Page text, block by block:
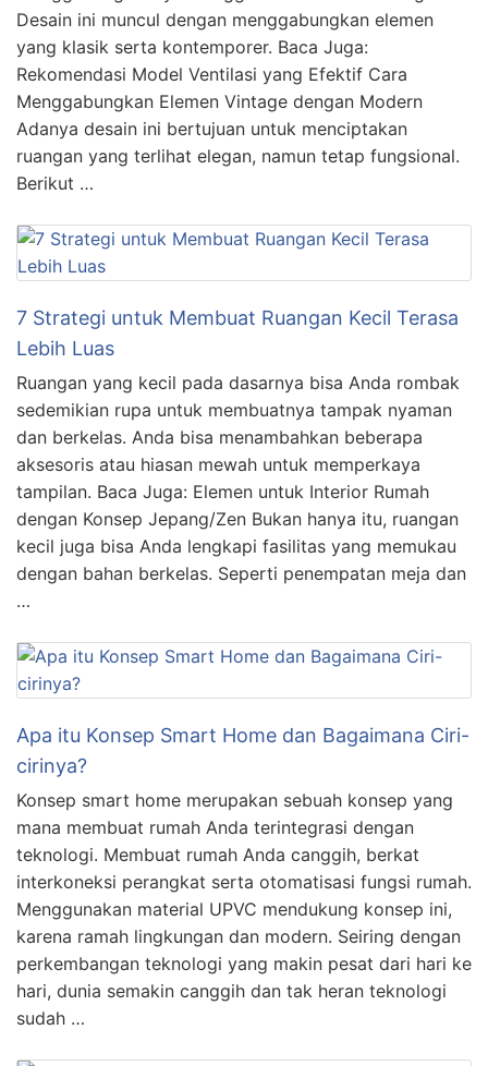
Desain ini muncul dengan menggabungkan elemen
yang klasik serta kontemporer. Baca Juga:
Rekomendasi Model Ventilasi yang Efektif Cara
Menggabungkan Elemen Vintage dengan Modern
Adanya desain ini bertujuan untuk menciptakan
ruangan yang terlihat elegan, namun tetap fungsional.
Berikut …
7 Strategi untuk Membuat Ruangan Kecil Terasa
Lebih Luas
Ruangan yang kecil pada dasarnya bisa Anda rombak
sedemikian rupa untuk membuatnya tampak nyaman
dan berkelas. Anda bisa menambahkan beberapa
aksesoris atau hiasan mewah untuk memperkaya
tampilan. Baca Juga: Elemen untuk Interior Rumah
dengan Konsep Jepang/Zen Bukan hanya itu, ruangan
kecil juga bisa Anda lengkapi fasilitas yang memukau
dengan bahan berkelas. Seperti penempatan meja dan
…
Apa itu Konsep Smart Home dan Bagaimana Ciri-
cirinya?
Konsep smart home merupakan sebuah konsep yang
mana membuat rumah Anda terintegrasi dengan
teknologi. Membuat rumah Anda canggih, berkat
interkoneksi perangkat serta otomatisasi fungsi rumah.
Menggunakan material UPVC mendukung konsep ini,
karena ramah lingkungan dan modern. Seiring dengan
perkembangan teknologi yang makin pesat dari hari ke
hari, dunia semakin canggih dan tak heran teknologi
sudah …